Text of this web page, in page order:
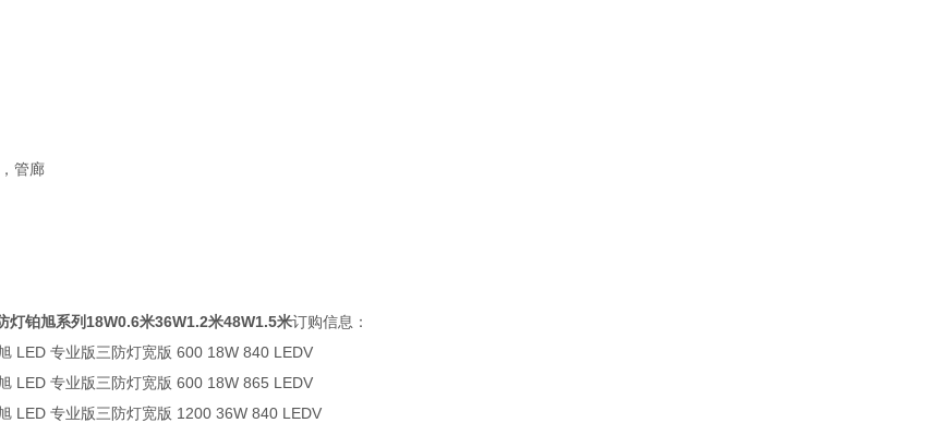
管廊
灯铂旭系列18W0.6米36W1.2米48W1.5米订购信息：
LED 专业版三防灯宽版 600 18W 840 LEDV
LED 专业版三防灯宽版 600 18W 865 LEDV
LED 专业版三防灯宽版 1200 36W 840 LEDV